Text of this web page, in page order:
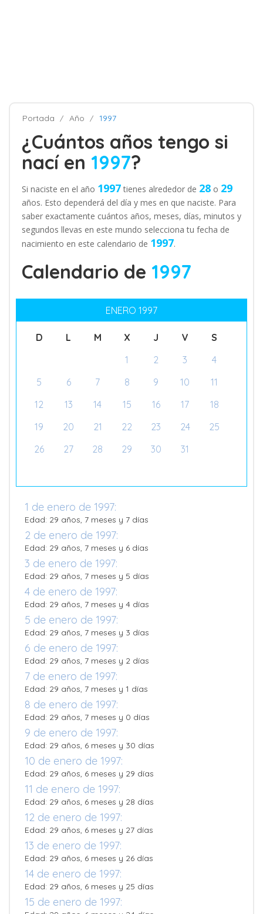
Portada Año 1997
¿Cuántos años tengo si
nací en 1997?
Si naciste en el año 1997tienes alrededor de 28 o 29
años. Esto dependerá del día y mes en que naciste. Para
saber exactamente cuántos años, meses, días, minutos y
segundos llevas en este mundo selecciona tu fecha de
nacimiento en este calendario de 1997.
Calendario de 1997
ENERO 1997
D L M X J V
S
1
2 3
4
5
6 7 8 9 10
11
12
13 14 15 16 17
18
19
20 21 22 23 24
25
26
27 28 29 30 31
1 de enero de 1997:
Edad: 29 años, 7 meses y 7 días
2 de enero de 1997:
Edad: 29 años, 7 meses y 6 días
3 de enero de 1997:
Edad: 29 años, 7 meses y 5 días
4 de enero de 1997:
Edad: 29 años, 7 meses y 4 días
5 de enero de 1997:
Edad: 29 años, 7 meses y 3 días
6 de enero de 1997:
Edad: 29 años, 7 meses y 2 días
7 de enero de 1997:
Edad: 29 años, 7 meses y 1 días
8 de enero de 1997:
Edad: 29 años, 7 meses y 0 días
9 de enero de 1997:
Edad: 29 años, 6 meses y 30 días
10 de enero de 1997:
Edad: 29 años, 6 meses y 29 días
11 de enero de 1997:
Edad: 29 años, 6 meses y 28 días
12 de enero de 1997:
Edad: 29 años, 6 meses y 27 días
13 de enero de 1997:
Edad: 29 años, 6 meses y 26 días
14 de enero de 1997:
Edad: 29 años, 6 meses y 25 días
15 de enero de 1997: